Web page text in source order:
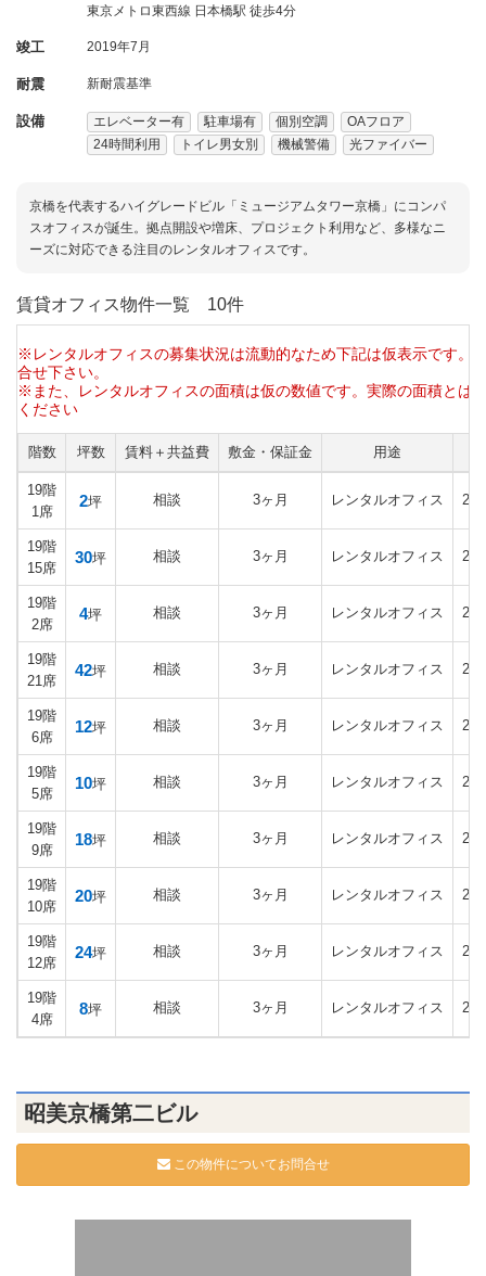
東京メトロ東西線 日本橋駅 徒歩4分
竣工 2019年7月
耐震 新耐震基準
設備 エレベーター有 駐車場有 個別空調
OAフロア
24時間利用
トイレ男女別 機械警備 光ファイバー
京橋を代表するハイグレードビル「ミュージアムタワー京橋」にコンパ
スオフィスが誕生。拠点開設や増床、プロジェクト利用など、多様なニ
ーズに対応できる注目のレンタルオフィスです。
賃貸オフィス物件一覧 10件
※レンタルオフィスの募集状況は流動的なため下記は仮表示です。
合せ下さい。
※また、レンタルオフィスの面積は仮の数値です。実際の面積とは
ください
階数 坪数 賃料＋共益費 敷金・保証金 用途
19階
1席
2坪 相談 3ヶ月 レンタルオフィス
19階
15席
30坪 相談 3ヶ月 レンタルオフィス
19階
2席
4坪 相談 3ヶ月 レンタルオフィス
19階
21席
42坪 相談 3ヶ月 レンタルオフィス
19階
6席
12坪 相談 3ヶ月 レンタルオフィス
19階
5席
10坪 相談 3ヶ月 レンタルオフィス
19階
9席
18坪 相談 3ヶ月 レンタルオフィス
19階
10席
20坪 相談 3ヶ月 レンタルオフィス
19階
12席
24坪 相談 3ヶ月 レンタルオフィス
19階
4席
8坪 相談 3ヶ月 レンタルオフィス
昭美京橋第二ビル
この物件についてお問合せ